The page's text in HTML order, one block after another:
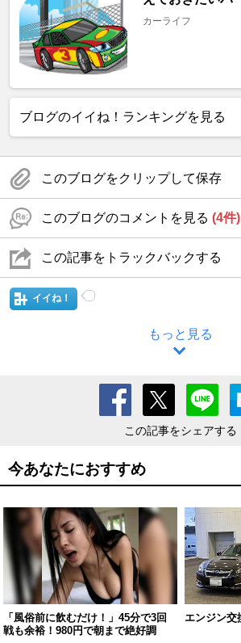
カーライフ
ブログのイイね！ランキングを見る
このブログをクリップして保存
このブログのコメントを見る (4件)
この記事をトラックバックする
イイね！
もっと見る
この記事をシェアする
今あなたにおすすめ
「風俗前に飲むだけ！」45分で3回
戦も余裕！980円で朝まで絶好調
エンジン交